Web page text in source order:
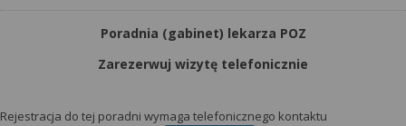
Poradnia (gabinet) lekarza POZ
Zarezerwuj wizytę telefonicznie
Rejestracja do tej poradni wymaga telefonicznego kontaktu